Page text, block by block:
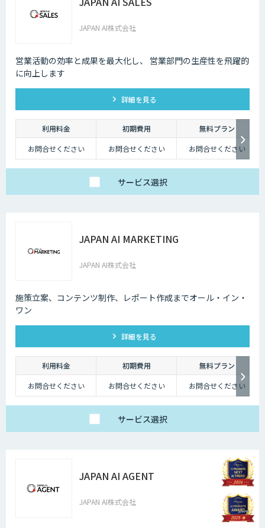
JAPAN AI株式会社
営業活動の効率と成果を最大化し、 営業部門の生産性を飛躍的
に向上します
詳細を見る
利用料金 初期費用
無料プラン
お問合せください
お問合せください お問合せください
サービス選択
JAPAN AI MARKETING
JAPAN AI株式会社
施策立案、コンテンツ制作、レポート作成までオール・イン・
ワン
詳細を見る
利用料金 初期費用
無料プラン
お問合せください
お問合せください お問合せください
サービス選択
JAPAN AI AGENT
JAPAN AI株式会社